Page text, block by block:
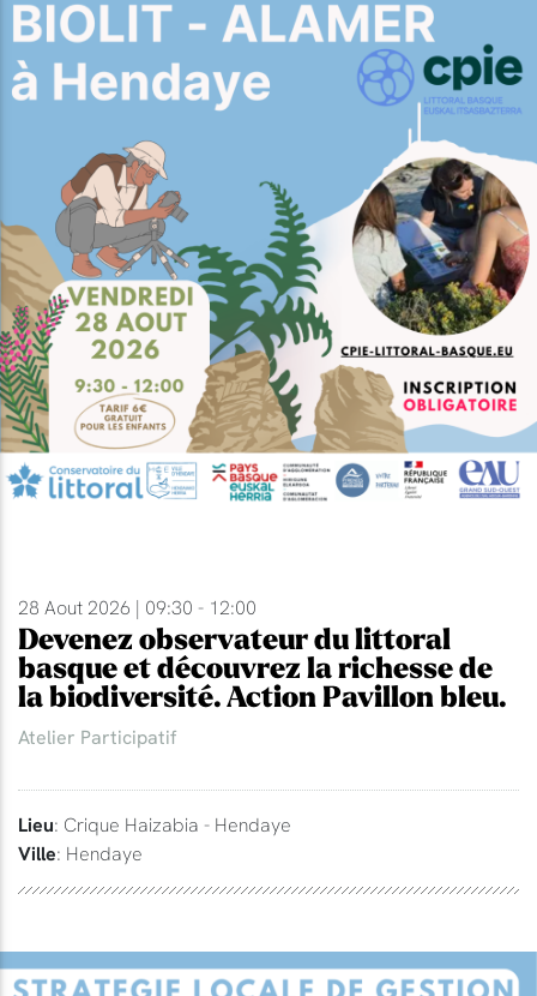
28 Aout 2026 | 09:30 - 12:00
Devenez observateur du littoral
basque et découvrez la richesse de
la biodiversité. Action Pavillon bleu.
Atelier Participatif
Lieu: Crique Haizabia - Hendaye
Ville: Hendaye